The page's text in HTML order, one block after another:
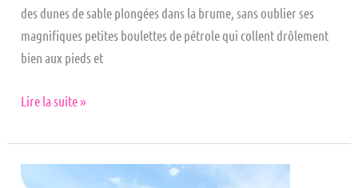
des dunes de sable plongées dans la brume, sans oublier ses
magnifiques petites boulettes de pétrole qui collent drôlement
bien aux pieds et
Lire la suite »
Canyon